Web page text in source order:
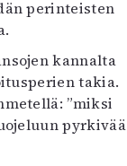
perinteisten
kannalta
takia.
”miksi
pyrkivää